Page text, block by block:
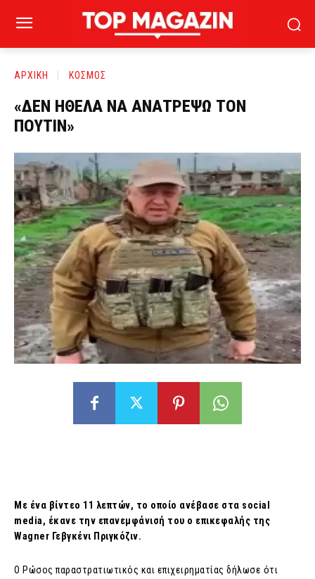
ΑΡΧΙΚΗ ΚΟΣΜΟΣ
«ΔΕΝ ΗΘΕΛΑ ΝΑ ΑΝΑΤΡΕΨΩ ΤΟΝ
ΠΟΥΤΙΝ»
Με ένα βίντεο 11 λεπτών, το οποίο ανέβασε στα social
media, έκανε την επανεμφάνισή του ο επικεφαλής της
Wagner Γεβγκένι Πριγκόζιν.
Ο Ρώσος παραστρατιωτικός και επιχειρηματίας δήλωσε ότι